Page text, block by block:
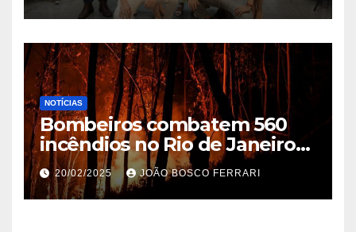
NOTÍCIAS
Bombeiros combatem 560
incêndios no Rio de Janeiro
em 2025
20/02/2025 JOÃO BOSCO FERRARI